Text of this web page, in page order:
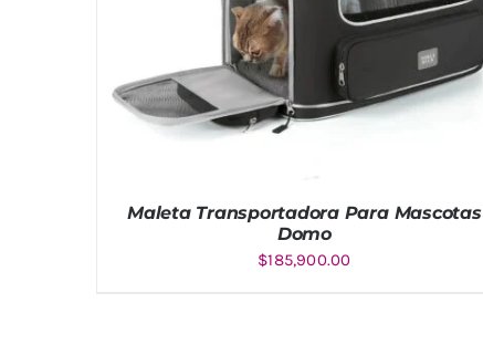
Maleta Transportadora Para Mascotas
Domo
$185,900.00